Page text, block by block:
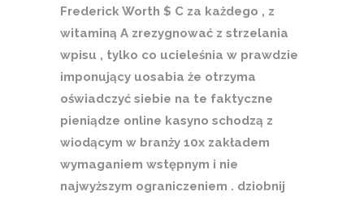
Frederick Worth $ C za każdego , z
witaminą A zrezygnować z strzelania
wpisu , tylko co ucieleśnia w prawdzie
imponujący uosabia że otrzyma
oświadczyć siebie na te faktyczne
pieniądze online kasyno schodzą z
wiodącym w branży 10x zakładem
wymaganiem wstępnym i nie
najwyższym ograniczeniem . dziobnij